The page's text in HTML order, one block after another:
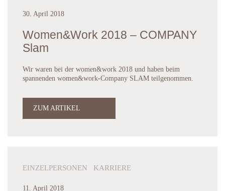
30. April 2018
Women&Work 2018 – COMPANY
Slam
Wir waren bei der women&work 2018 und haben beim
spannenden women&work-Company SLAM teilgenommen.
ZUM ARTIKEL
EINZELPERSONEN KARRIERE
11. April 2018